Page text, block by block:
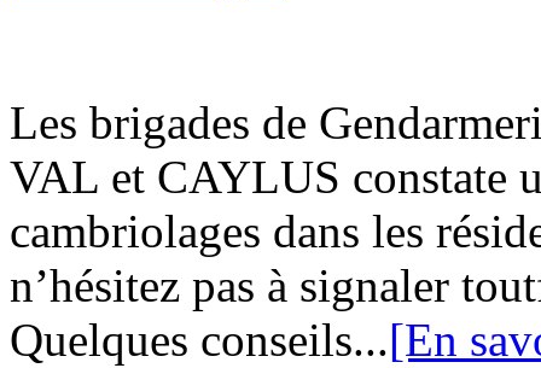
Les brigades de
VAL et CAYLUS constate
cambriolages dans les
n’hésitez pas à signaler
Quelques conseils...[En